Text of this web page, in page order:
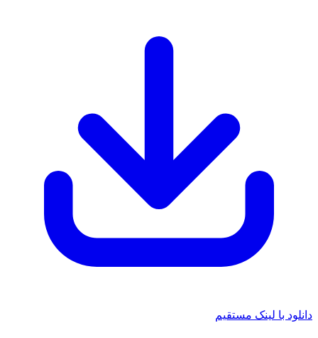
دانلود با لینک مستقیم